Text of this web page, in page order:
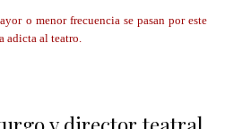
o menor frecuencia se pasan por este
adicta al teatro.